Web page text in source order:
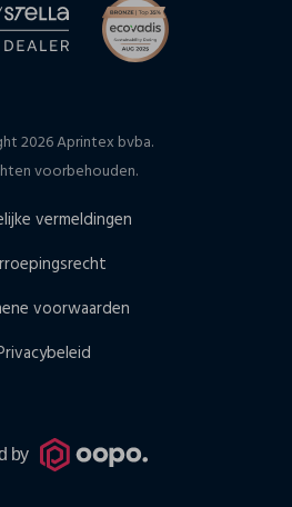
2026 Aprintex bvba.
voorbehouden.
vermeldingen
voorwaarden
by